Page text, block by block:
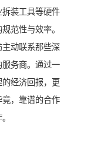
装工具等硬件
范性与效率。
动联系那些深
务商。通过一
经济回报，更
，靠谱的合作